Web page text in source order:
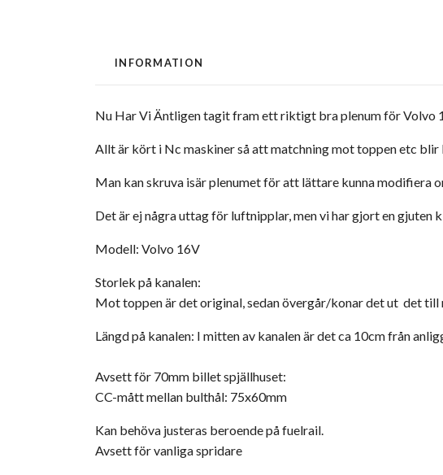
INFORMATION
Nu Har Vi Äntligen tagit fram ett riktigt bra plenum för Volvo
Allt är kört i Nc maskiner så att matchning mot toppen etc blir
Man kan skruva isär plenumet för att lättare kunna modifiera
Det är ej några uttag för luftnipplar, men vi har gjort en gjuten
Modell: Volvo 16V
Storlek på kanalen:
Mot toppen är det original, sedan övergår/konar det ut det till
Längd på kanalen: I mitten av kanalen är det ca 10cm från
Avsett för 70mm billet spjällhuset:
CC-mått mellan bulthål: 75x60mm
Kan behöva justeras beroende på fuelrail.
Avsett för vanliga spridare